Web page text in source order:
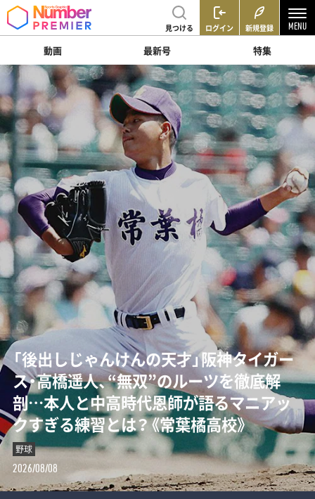
見つける ログイン 新規登録
動画 最新号 特集
「“0－0信仰”を払拭せよ」ミハイロ・ペト
ロヴィッチが注目する3人の日本人指導
者とは？「松橋力蔵さんは新潟で…」【イ
ンタビュー】
サッカー
2026/08/08
「後出しじゃんけんの天才」阪神タイガー
ス・高橋遥人、“無双”のルーツを徹底解
剖…本人と中高時代恩師が語るマニアッ
クすぎる練習とは？《常葉橘高校》
野球
2026/08/08
ダルビッシュの夏を終わらせた三塁手…
22年後に浮かべた“笑顔”と“涙”の理由
とは？《最強右腕「甲子園ラストゲーム」
の真実》
野球
2026/08/07
「女の子が男装して校内へ!?」荒木大輔と
斎藤佑樹が語る甲子園フィーバーと“あ
の夏の匂い”「早実は横浜と同じタイプで
した」《スペシャル対談》
野球
2026/08/06